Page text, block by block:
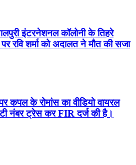
इंटरनेशनल कॉलोनी के तिहरे
पर रवि शर्मा को अदालत ने मौत की सजा
कपल के रोमांस का वीडियो वायरल
नंबर ट्रेस कर FIR दर्ज की है।